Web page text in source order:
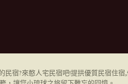
宿?來憨人宅民宿吧!提拱優質民宿住